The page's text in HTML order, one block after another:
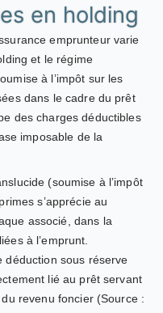
en holding
emprunteur varie
et le régime
à l’impôt sur les
dans le cadre du prêt
des charges déductibles
imposable de la
(soumise à l’impôt
s’apprécie au
associé, dans la
à l’emprunt.
déduction sous réserve
lié au prêt servant
revenu foncier (Source :